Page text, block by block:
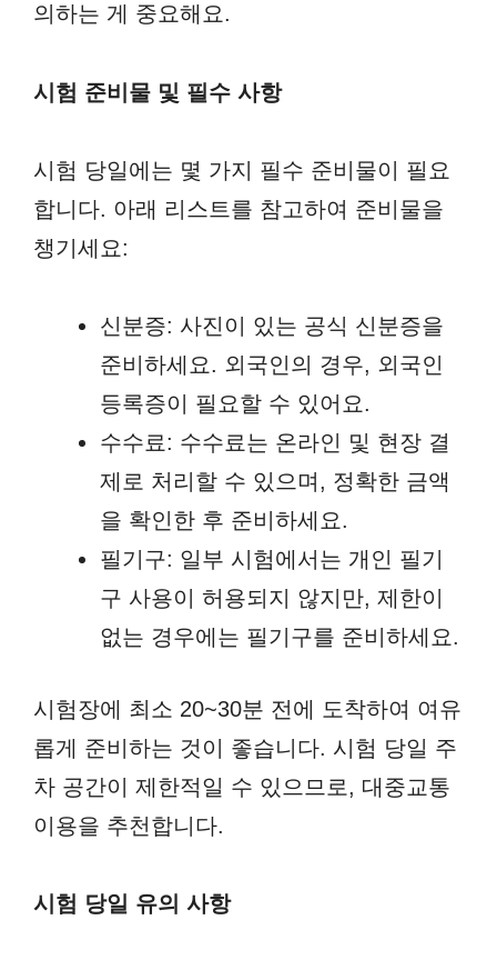
의하는 게 중요해요.
시험 준비물 및 필수 사항
시험 당일에는 몇 가지 필수 준비물이 필요
합니다. 아래 리스트를 참고하여 준비물을
챙기세요:
신분증: 사진이 있는 공식 신분증을
준비하세요. 외국인의 경우, 외국인
등록증이 필요할 수 있어요.
수수료: 수수료는 온라인 및 현장 결
제로 처리할 수 있으며, 정확한 금액
을 확인한 후 준비하세요.
필기구: 일부 시험에서는 개인 필기
구 사용이 허용되지 않지만, 제한이
없는 경우에는 필기구를 준비하세요.
시험장에 최소 20~30분 전에 도착하여 여유
롭게 준비하는 것이 좋습니다. 시험 당일 주
차 공간이 제한적일 수 있으므로, 대중교통
이용을 추천합니다.
시험 당일 유의 사항